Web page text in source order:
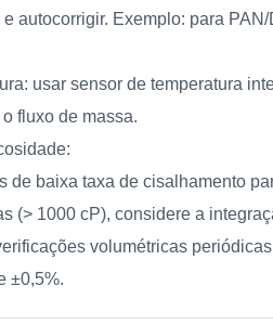
autocorrigir. Exemplo: para
usar sensor de temperatura
fluxo de massa.
de baixa taxa de cisalhamento
(> 1000 cP), considere a
volumétricas
±0,5%.